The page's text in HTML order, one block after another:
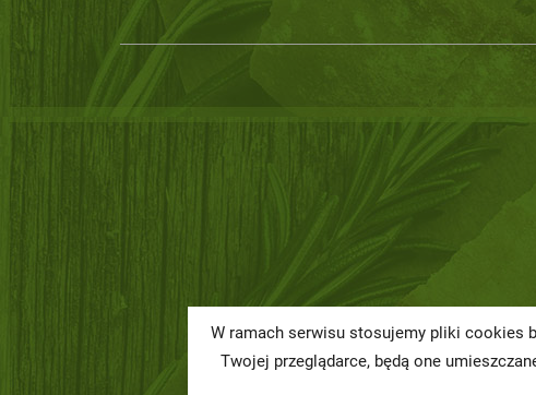
W ramach serwisu stosujemy pliki cookies
Twojej przeglądarce, będą one